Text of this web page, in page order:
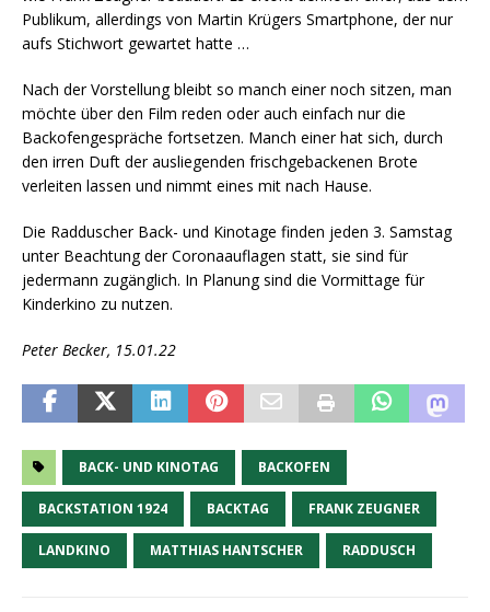
Publikum, allerdings von Martin Krügers Smartphone, der nur
aufs Stichwort gewartet hatte …
Nach der Vorstellung bleibt so manch einer noch sitzen, man
möchte über den Film reden oder auch einfach nur die
Backofengespräche fortsetzen. Manch einer hat sich, durch
den irren Duft der ausliegenden frischgebackenen Brote
verleiten lassen und nimmt eines mit nach Hause.
Die Radduscher Back- und Kinotage finden jeden 3. Samstag
unter Beachtung der Coronaauflagen statt, sie sind für
jedermann zugänglich. In Planung sind die Vormittage für
Kinderkino zu nutzen.
Peter Becker, 15.01.22
BACK- UND KINOTAG BACKOFEN
BACKSTATION 1924 BACKTAG FRANK ZEUGNER
LANDKINO MATTHIAS HANTSCHER RADDUSCH